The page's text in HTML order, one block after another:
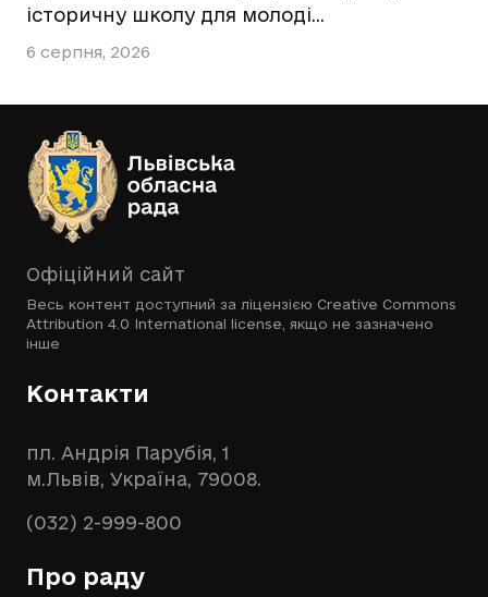
історичну школу для молоді…
6 серпня, 2026
Офіційний сайт
Весь контент доступний за ліцензією Creative Commons
Attribution 4.0 International license , якщо не зазначено
інше
Контакти
пл. Андрія Парубія, 1
м.Львів, Україна, 79008.
(032) 2-999-800
Про раду